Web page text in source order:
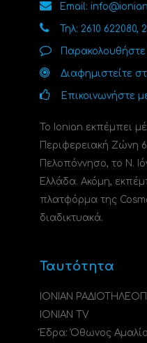
Email:
Τηλ: 2610 622080,
Διαφημιστείτε
Επικοινωνήστε
Το Ionian εκπέμπει
Περιφερειακή Ζώνη
Πελοπόννησο, το N.
Ελλάδα. Ακόμη,
πλατφόρμα της
διαδικτυακά.
Ταυτότητα
ΙΟΝΙΑΝ
IONIAN TV
Έδρα: Όθωνος